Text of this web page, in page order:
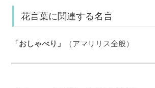
花言葉に関連する名言
「おしゃべり」 （アマリリス全般）